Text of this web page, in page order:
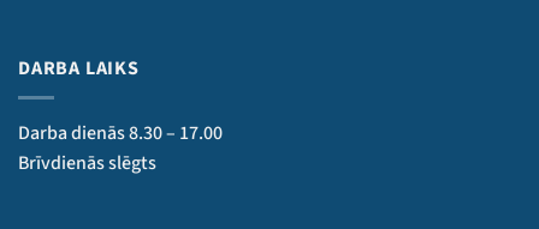
DARBA LAIKS
Darba dienās 8.30 – 17.00
Brīvdienās slēgts